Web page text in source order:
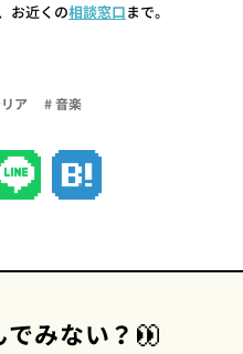
お近くの相談窓口まで。
ア # 音楽
でみない？